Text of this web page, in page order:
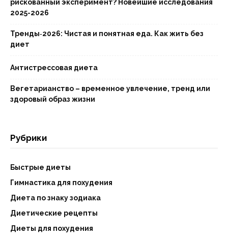
рискованный эксперимент? Новейшие исследования
2025-2026
Тренды‑2026: Чистая и понятная еда. Как жить без
диет
Антистрессовая диета
Вегетарианство – временное увлечение, тренд или
здоровый образ жизни
Рубрики
Быстрые диеты
Гимнастика для похудения
Диета по знаку зодиака
Диетические рецепты
Диеты для похудения